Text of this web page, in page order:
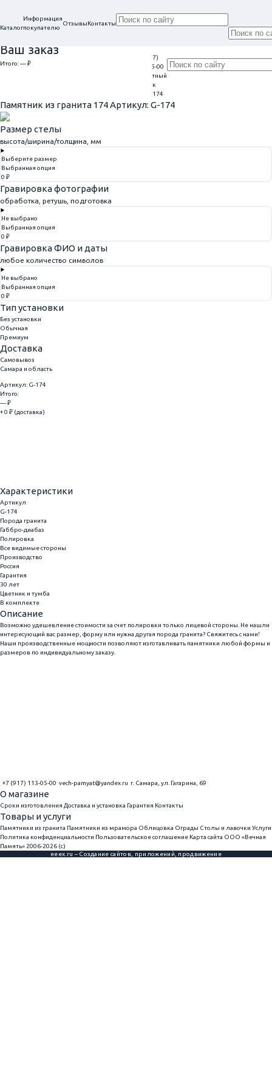
Каталог
Информация
покупателю
ОтзывыКонтакты
Ваш заказ
Итого:— ₽
Проконсультируем
+7 (917)
113-05-00
Обратный
звонок
Памятник из гранита 174
Памятник из гранита 174Артикул: G-174
Размер стелы
высота/ширина/толщина, мм
Выберите размер
Выбранная опция
0 ₽
Гравировка фотографии
обработка, ретушь, подготовка
Не выбрано
Выбранная опция
0 ₽
Гравировка ФИО и даты
любое количество символов
Не выбрано
Выбранная опция
0 ₽
Тип установки
Без установки
Обычная
Премиум
Доставка
Самовывоз
Самара и область
Артикул: G-174
Итого:
— ₽
+ 0 ₽ (доставка)
Характеристики
Артикул
G-174
Порода гранита
Габбро-диабаз
Полировка
Все видимые стороны
Производство
Россия
Гарантия
30 лет
Цветник и тумба
В комплекте
Описание
Возможно удешевление стоимости за счет полировки только лицевой стороны. Не нашли
интересующий вас размер, форму или нужна другая порода гранита? Свяжитесь с нами!
Наши производственные мощности позволяют изготавливать памятники любой формы и
размеров по индивидуальному заказу.
+7 (917) 113-05-00 vech-pamyat@yandex.ru г. Самара, ул. Гагарина, 69
О магазине
Сроки изготовления Доставка и установка Гарантия Контакты
Товары и услуги
Памятники из гранита Памятники из мрамора Облицовка Ограды Столы и лавочки Услуги
Политика конфиденциальности Пользовательское соглашение Карта сайта ООО «Вечная
Память» 2006-2026 (с)
eeex.ru – Создание сайтов, приложений, продвижение